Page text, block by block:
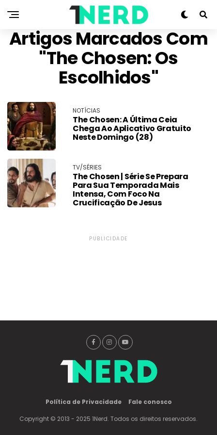
Artigos Marcados Com
"The Chosen: Os
Escolhidos"
NOTÍCIAS
The Chosen: A Última Ceia
Chega Ao Aplicativo Gratuito
Neste Domingo (28)
TV/SÉRIES
The Chosen | Série Se Prepara
Para Sua Temporada Mais
Intensa, Com Foco Na
Crucificação De Jesus
PUBLICIDADE
Política de Privacidade Fale conosco
Copyright © 2013 - 2025 1Nerd. Todos os direitos reservados.